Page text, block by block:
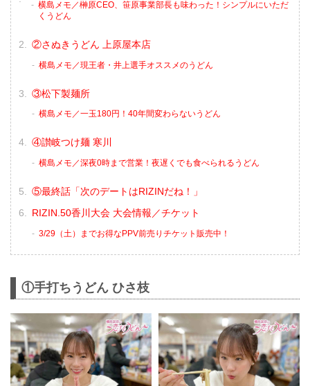
横島メモ／榊原CEO、笹原事業部長も味わった！シンプルにいただ
くうどん
②さぬきうどん 上原屋本店
横島メモ／現王者・井上選手オススメのうどん
③松下製麺所
横島メモ／一玉180円！40年間変わらないうどん
④讃岐つけ麺 寒川
横島メモ／深夜0時まで営業！夜遅くでも食べられるうどん
⑤最終話「次のデートはRIZINだね！」
RIZIN.50香川大会 大会情報／チケット
3/29（土）までお得なPPV前売りチケット販売中！
①手打ちうどん ひさ枝